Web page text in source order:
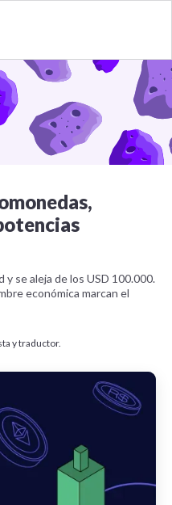
se aleja de los USD 100.000.
económica marcan el
y traductor.